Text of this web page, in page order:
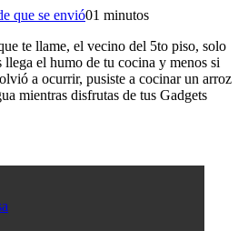
que se envió01 minutos
te llame, el vecino del 5to piso, solo
llega el humo de tu cocina y menos si
a ocurrir, pusiste a cocinar un arroz
mientras disfrutas de tus Gadgets